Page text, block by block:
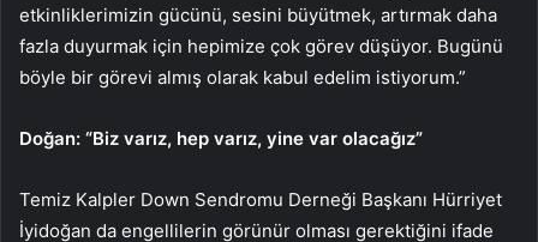
etkinliklerimizin gücünü, sesini büyütmek, artırmak daha
fazla duyurmak için hepimize çok görev düşüyor. Bugünü
böyle bir görevi almış olarak kabul edelim istiyorum.”
Doğan: “Biz varız, hep varız, yine var olacağız”
Temiz Kalpler Down Sendromu Derneği Başkanı Hürriyet
İyidoğan da engellilerin görünür olması gerektiğini ifade